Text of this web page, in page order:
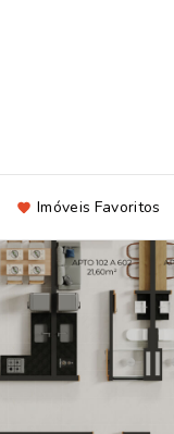
Imóveis Favoritos